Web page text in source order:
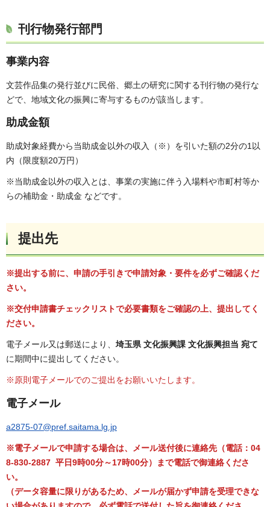
刊行物発行部門
事業内容
文芸作品集の発行並びに民俗、郷土の研究に関する刊行物の発行な
どで、地域文化の振興に寄与するものが該当します。
助成金額
助成対象経費から当助成金以外の収入（※）を引いた額の2分の1以
内（限度額20万円）
※当助成金以外の収入とは、事業の実施に伴う入場料や市町村等か
らの補助金・助成金 などです。
提出先
※提出する前に、申請の手引きで申請対象・要件を必ずご確認くだ
さい。
※交付申請書チェックリストで必要書類をご確認の上、提出してく
ださい。
電子メール又は郵送により、 埼玉県 文化振興課 文化振興担当 宛て
に期間中に提出してください。
※原則電子メールでのご提出をお願いいたします。
電子メール
a2875-07@pref.saitama.lg.jp
※電子メールで申請する場合は、メール送付後に連絡先（電話：04
8-830-2887 平日9時00分～17時00分）まで電話で御連絡くださ
い。
（データ容量に限りがあるため、メールが届かず申請を受理できな